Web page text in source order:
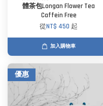
體茶包Longan Flower Tea
Caffein Free
從NT$ 450 起
加入購物車
優惠